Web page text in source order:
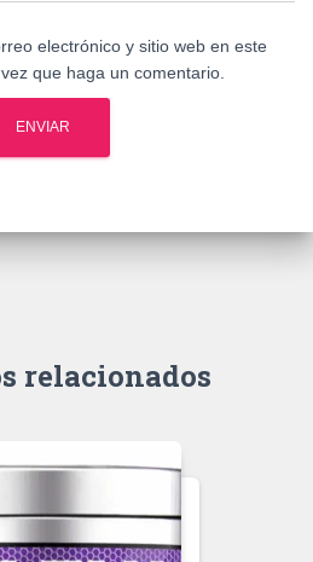
electrónico y sitio web en este
que haga un comentario.
relacionados